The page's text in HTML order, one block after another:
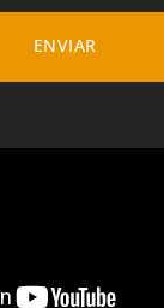
ENVIAR